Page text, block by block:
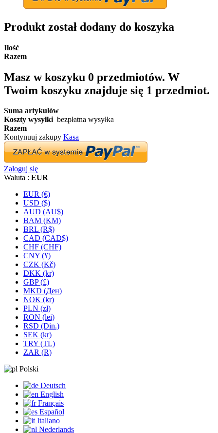
Produkt został dodany do koszyka
Ilość
Razem
Masz w koszyku 0 przedmiotów. W
Twoim koszyku znajduje się 1 przedmiot.
Suma artykułów
Koszty wysyłki bezpłatna wysyłka
Razem
Kontynuuj zakupy Kasa
Zaloguj się
Waluta : EUR
EUR (€)
USD ($)
AUD (AU$)
BAM (KM)
BRL (R$)
CAD (CAD$)
CHF (CHF)
CNY (¥)
CZK (Kč)
DKK (kr)
GBP (£)
MKD (Ден)
NOK (kr)
PLN (zł)
RON (lei)
RSD (Din.)
SEK (kr)
TRY (TL)
ZAR (R)
Polski
Deutsch
English
Français
Español
Italiano
Nederlands